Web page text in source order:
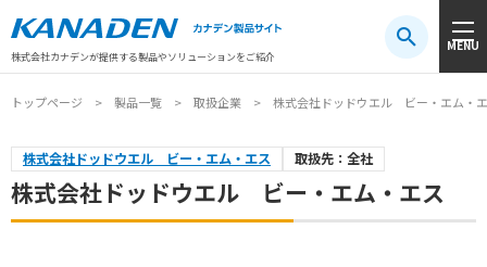
株式会社カナデンが提供する製品やソリューションをご紹介
MENU
注目キーワード#振動センサ#AGV #防爆#アシストスーツ
トップページ 製品一覧 取扱企業 株式会社ドッドウエル ビー・エム・
株式会社ドッドウエル ビー・エム・エス 取扱先：全社
株式会社ドッドウエル ビー・エム・エス